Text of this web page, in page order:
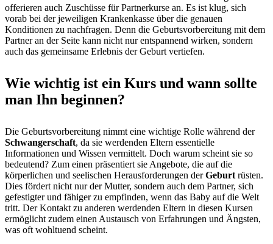
offerieren auch Zuschüsse für Partnerkurse an. Es ist klug, sich
vorab bei der jeweiligen Krankenkasse über die genauen
Konditionen zu nachfragen. Denn die Geburtsvorbereitung mit dem
Partner an der Seite kann nicht nur entspannend wirken, sondern
auch das gemeinsame Erlebnis der Geburt vertiefen.
Wie wichtig ist ein Kurs und wann sollte
man Ihn beginnen?
Die Geburtsvorbereitung nimmt eine wichtige Rolle während der
Schwangerschaft, da sie werdenden Eltern essentielle
Informationen und Wissen vermittelt. Doch warum scheint sie so
bedeutend? Zum einen präsentiert sie Angebote, die auf die
körperlichen und seelischen Herausforderungen derGeburt rüsten.
Dies fördert nicht nur der Mutter, sondern auch dem Partner, sich
gefestigter und fähiger zu empfinden, wenn das Baby auf die Welt
tritt. Der Kontakt zu anderen werdenden Eltern in diesen Kursen
ermöglicht zudem einen Austausch von Erfahrungen und Ängsten,
was oft wohltuend scheint.